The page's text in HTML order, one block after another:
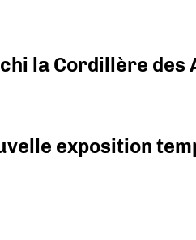
la Cordillère
exposition